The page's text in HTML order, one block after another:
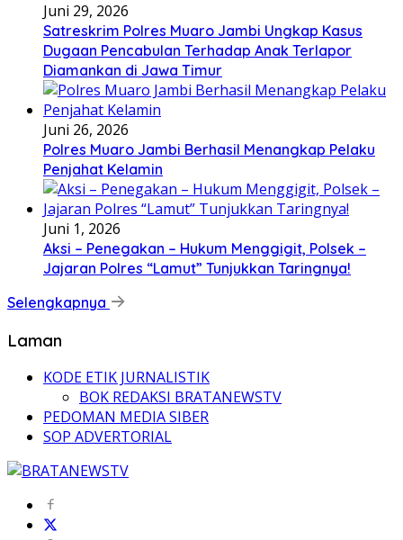
Juni 29, 2026
Satreskrim Polres Muaro Jambi Ungkap Kasus
Dugaan Pencabulan Terhadap Anak Terlapor
Diamankan di Jawa Timur
Juni 26, 2026
Polres Muaro Jambi Berhasil Menangkap Pelaku
Penjahat Kelamin
Juni 1, 2026
Aksi – Penegakan – Hukum Menggigit, Polsek –
Jajaran Polres “Lamut” Tunjukkan Taringnya!
Selengkapnya
Laman
KODE ETIK JURNALISTIK
BOK REDAKSI BRATANEWSTV
PEDOMAN MEDIA SIBER
SOP ADVERTORIAL